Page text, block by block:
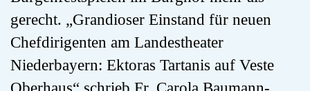
gerecht. „Grandioser Einstand für neuen
Chefdirigenten am Landestheater
Niederbayern: Ektoras Tartanis auf Veste